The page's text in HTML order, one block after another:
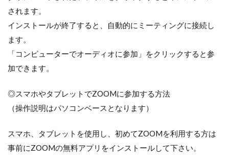
されます。
インストールが終了すると、自動的にミーティングに接続し
ます。
「コンピューターでオーディオに参加」をクリックすると参
加できます。
◎スマホやタブレットでZOOMに参加する方法
（操作説明はパソコンベースとなります）
スマホ、タブレットを使用し、初めてZOOMを利用する方は
事前にZOOMの無料アプリをインストールして下さい。